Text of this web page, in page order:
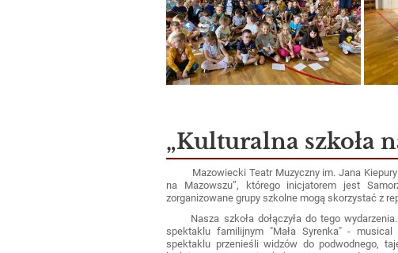
„Kulturalna szkoła
Mazowiecki Teatr Muzyczny im. Jana Kiepury
na Mazowszu”, którego inicjatorem jest
zorganizowane grupy szkolne mogą skorzystać z
Nasza szkoła dołączyła do tego
spektaklu familijnym "Mała Syrenka" -
spektaklu przenieśli widzów do podwodnego,